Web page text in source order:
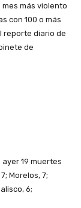
más violento
con 100 o más
reporte diario de
de
19 muertes
Morelos, 7;
6;